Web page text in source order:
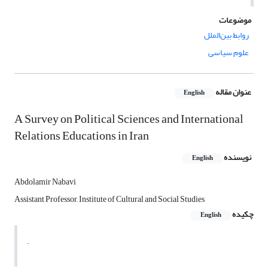
موضوعات
روابط بین‌الملل
علوم سیاسی
عنوان مقاله English
A Survey on Political Sciences and International
Relations Educations in Iran
نویسنده English
Abdolamir Nabavi
Assistant Professor, Institute of Cultural and Social Studies
چکیده
English
.